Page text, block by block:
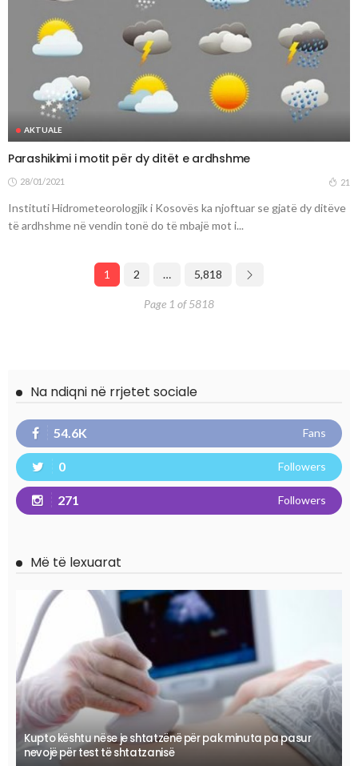
AKTUALE
Parashikimi i motit për dy ditët e ardhshme
28/01/2021 21
Instituti Hidrometeorologjik i Kosovës ka njoftuar se gjatë dy ditëve
të ardhshme në vendin tonë do të mbajë mot i...
1 2 … 5,818
Page 1 of 5818
Na ndiqni në rrjetet sociale
54.6K Fans
0 Followers
271 Followers
Më të lexuarat
Kupto kështu nëse je shtatzënë për pak minuta pa pasur
nevojë për test të shtatzanisë